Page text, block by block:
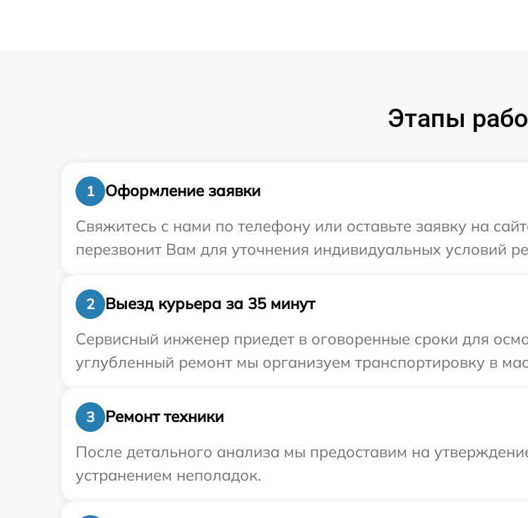
Этапы
1
Оформление заявки
Свяжитесь с нами по телефону или оставьте заявку на
перезвонит Вам для уточнения индивидуальных условий
2
Выезд курьера за 35 минут
Сервисный инженер приедет в оговоренные сроки для
углубленный ремонт мы организуем транспортировку в
3
Ремонт техники
После детального анализа мы предоставим на
устранением неполадок.